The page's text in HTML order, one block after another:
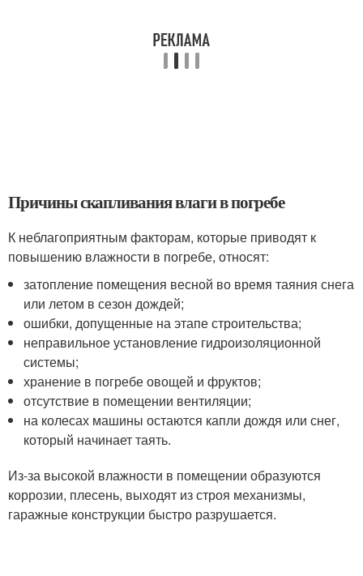
Причины скапливания влаги в погребе
К неблагоприятным факторам, которые приводят к
повышению влажности в погребе, относят:
затопление помещения весной во время таяния снега
или летом в сезон дождей;
ошибки, допущенные на этапе строительства;
неправильное установление гидроизоляционной
системы;
хранение в погребе овощей и фруктов;
отсутствие в помещении вентиляции;
на колесах машины остаются капли дождя или снег,
который начинает таять.
Из-за высокой влажности в помещении образуются
коррозии, плесень, выходят из строя механизмы,
гаражные конструкции быстро разрушается.